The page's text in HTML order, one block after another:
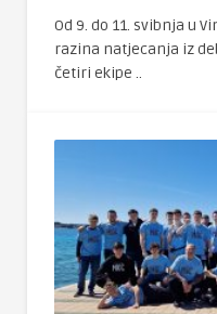
Od 9. do 11. svibnja u
razina natjecanja iz
četiri ekipe ..